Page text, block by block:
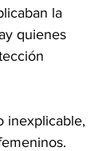
la
quienes
inexplicable,